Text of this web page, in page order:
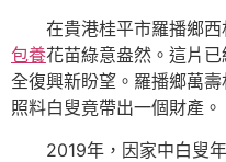
在貴港桂平市羅播鄉
包養花苗綠意盎然。這片
全復興新盼望。羅播鄉萬
照料白叟竟帶出一個財產。
2019年，因家中白叟